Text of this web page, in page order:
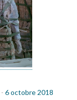
- 6 octobre 2018